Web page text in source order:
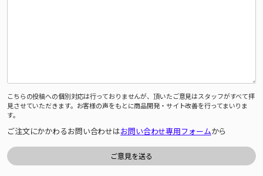
こちらの投稿への個別対応は行っておりませんが、頂いたご意見はスタッフがすべて拝
見させていただきます。お客様の声をもとに商品開発・サイト改善を行ってまいりま
す。
ご注文にかかわるお問い合わせはお問い合わせ専用フォームから